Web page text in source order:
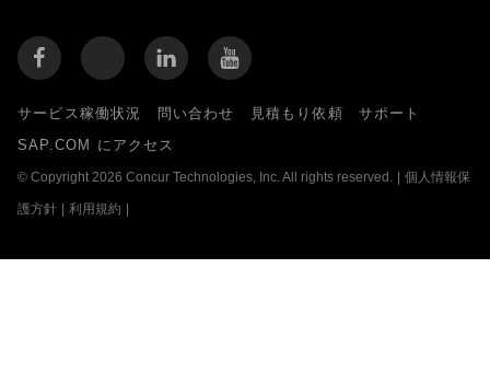
サービス稼働状況 問い合わせ 見積もり依頼
サポート
SAP.COM にアクセス
© Copyright 2026 Concur Technologies, Inc. All rights reserved. | 個人情報保
護方針 | 利用規約 |